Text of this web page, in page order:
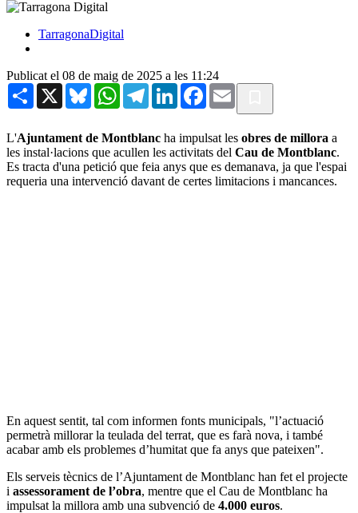
TarragonaDigital
Publicat el 08 de maig de 2025 a les 11:24
Share X BlueskyWhatsAppTelegramLinkedInFacebook
Email
L'Ajuntament de Montblanc ha impulsat les obres de millora a
les instal·lacions que acullen les activitats del Cau de Montblanc.
Es tracta d'una petició que feia anys que es demanava, ja que l'espai
requeria una intervenció davant de certes limitacions i mancances.
En aquest sentit, tal com informen fonts municipals, "l’actuació
permetrà millorar la teulada del terrat, que es farà nova, i també
acabar amb els problemes d’humitat que fa anys que pateixen".
Els serveis tècnics de l’Ajuntament de Montblanc han fet el projecte
i assessorament de l’obra, mentre que el Cau de Montblanc ha
impulsat la millora amb una subvenció de 4.000 euros.